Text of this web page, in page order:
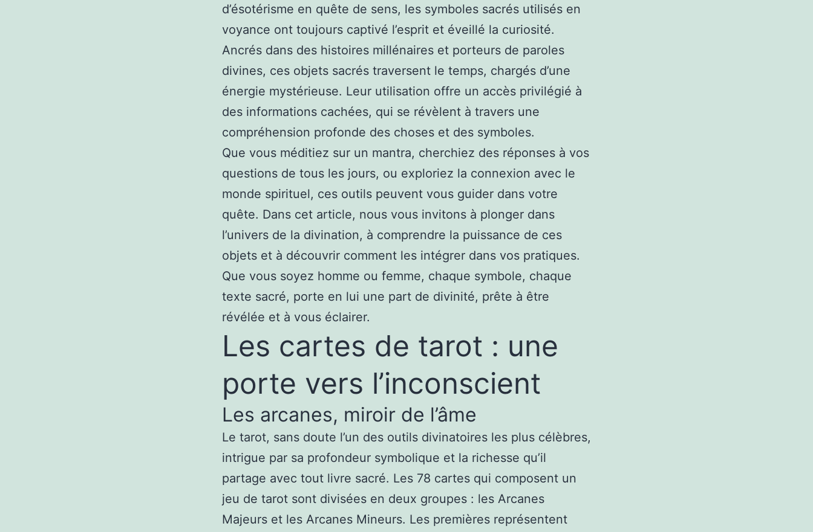
d’ésotérisme en quête de sens, les symboles sacrés utilisés en
voyance ont toujours captivé l’esprit et éveillé la curiosité.
Ancrés dans des histoires millénaires et porteurs de paroles
divines, ces objets sacrés traversent le temps, chargés d’une
énergie mystérieuse. Leur utilisation offre un accès privilégié à
des informations cachées, qui se révèlent à travers une
compréhension profonde des choses et des symboles.
Que vous méditiez sur un mantra, cherchiez des réponses à vos
questions de tous les jours, ou exploriez la connexion avec le
monde spirituel, ces outils peuvent vous guider dans votre
quête. Dans cet article, nous vous invitons à plonger dans
l’univers de la divination, à comprendre la puissance de ces
objets et à découvrir comment les intégrer dans vos pratiques.
Que vous soyez homme ou femme, chaque symbole, chaque
texte sacré, porte en lui une part de divinité, prête à être
révélée et à vous éclairer.
Les cartes de tarot : une
porte vers l’inconscient
Les arcanes, miroir de l’âme
Le tarot, sans doute l’un des outils divinatoires les plus célèbres,
intrigue par sa profondeur symbolique et la richesse qu’il
partage avec tout livre sacré. Les 78 cartes qui composent un
jeu de tarot sont divisées en deux groupes : les Arcanes
Majeurs et les Arcanes Mineurs. Les premières représentent